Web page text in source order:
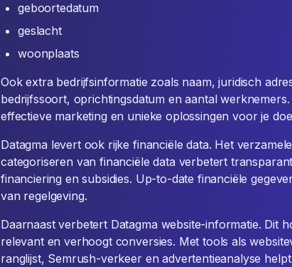
geboortedatum
geslacht
woonplaats
Ook extra bedrijfsinformatie zoals naam, juridisch
bedrijfssoort, oprichtingsdatum en aantal
effectieve marketing en unieke oplossingen voor je
Datagma levert ook rijke financiële data. Het
categoriseren van financiële data verbetert
financiering en subsidies. Up-to-date financiële
van regelgeving.
Daarnaast verbetert Datagma website-informatie. Dit
relevant en verhoogt conversies. Met tools als
ranglijst, Semrush-verkeer en advertentieanalyse